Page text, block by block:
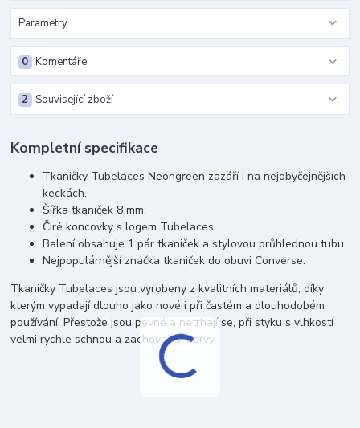
Parametry
Komentáře
0
Související zboží
2
Kompletní specifikace
Tkaničky Tubelaces Neongreen zazáří i na nejobyčejnějších
keckách.
Šířka tkaniček 8 mm.
Čiré koncovky s logem Tubelaces.
Balení obsahuje 1 pár tkaniček a stylovou průhlednou tubu.
Nejpopulárnější značka tkaniček do obuvi Converse.
Tkaničky Tubelaces jsou vyrobeny z kvalitních materiálů, díky
kterým vypadají dlouho jako nové i při častém a dlouhodobém
používání. Přestože jsou pevné a netrhají se, při styku s vlhkostí
velmi rychle schnou a zachovají si barvy.